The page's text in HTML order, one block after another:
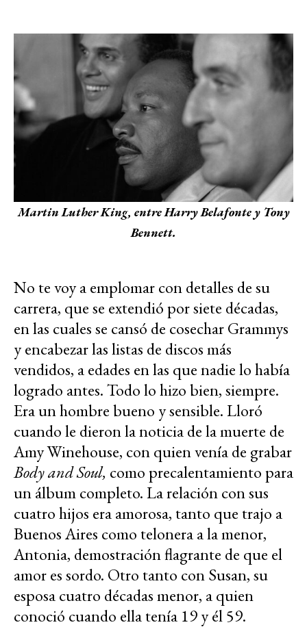
Martin Luther King, entre Harry Belafonte y Tony
Bennett.
No te voy a emplomar con detalles de su
carrera, que se extendió por siete décadas,
en las cuales se cansó de cosechar Grammys
y encabezar las listas de discos más
vendidos, a edades en las que nadie lo había
logrado antes. Todo lo hizo bien, siempre.
Era un hombre bueno y sensible. Lloró
cuando le dieron la noticia de la muerte de
Amy Winehouse, con quien venía de grabar
Body and Soul, como precalentamiento para
un álbum completo. La relación con sus
cuatro hijos era amorosa, tanto que trajo a
Buenos Aires como telonera a la menor,
Antonia, demostración flagrante de que el
amor es sordo. Otro tanto con Susan, su
esposa cuatro décadas menor, a quien
conoció cuando ella tenía 19 y él 59.